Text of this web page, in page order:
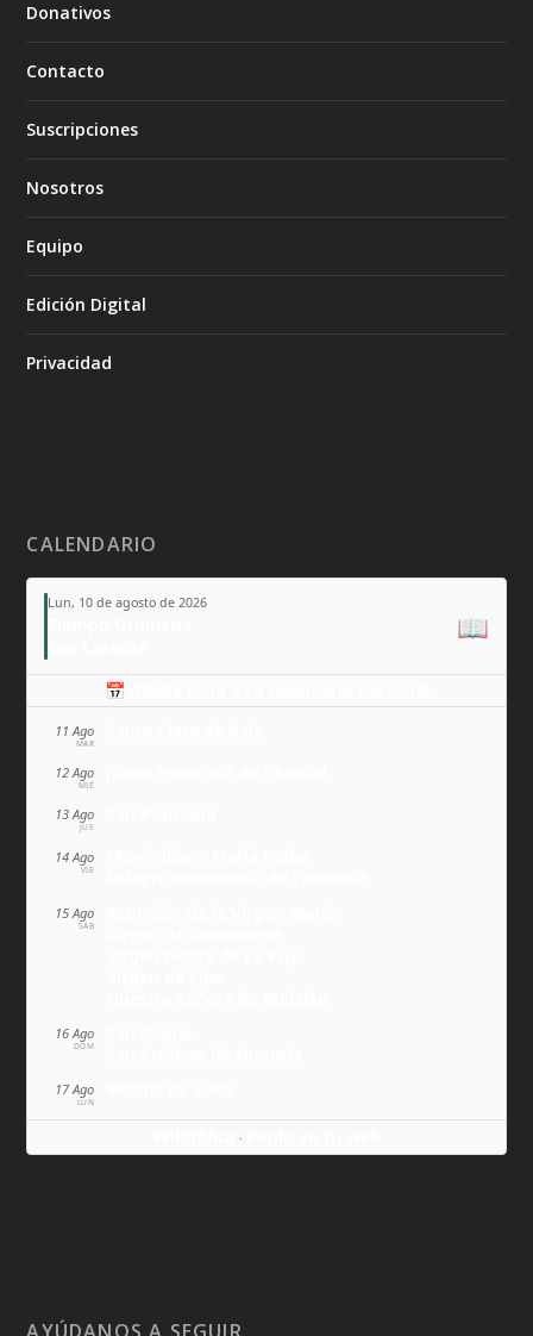
Donativos
Contacto
Suscripciones
Nosotros
Equipo
Edición Digital
Privacidad
CALENDARIO
Lun, 10 de agosto de 2026
📖
📅 Añade todo a tu calendario personal
11 Ago
MAR
12 Ago
MIÉ
13 Ago
JUE
14 Ago
VIE
15 Ago
SÁB
16 Ago
DOM
17 Ago
LUN
·